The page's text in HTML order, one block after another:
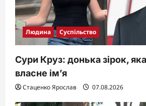
Людина Суспільство
Сури Круз: донька зірок,
власне ім’я
Стаценко Ярослав 07.08.2026